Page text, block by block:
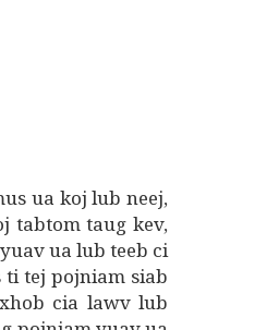
ua koj lub neej,
tabtom taug kev,
ua lub teeb ci
tej pojniam siab
cia lawv lub